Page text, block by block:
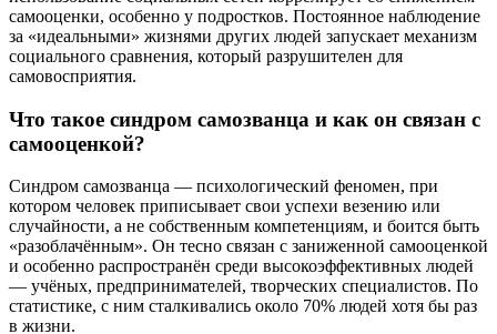
самооценки, особенно у подростков. Постоянное наблюдение
за «идеальными» жизнями других людей запускает механизм
социального сравнения, который разрушителен для
самовосприятия.
Что такое синдром самозванца и как он связан с
самооценкой?
Синдром самозванца — психологический феномен, при
котором человек приписывает свои успехи везению или
случайности, а не собственным компетенциям, и боится быть
«разоблачённым». Он тесно связан с заниженной самооценкой
и особенно распространён среди высокоэффективных людей
— учёных, предпринимателей, творческих специалистов. По
статистике, с ним сталкивались около 70% людей хотя бы раз
в жизни.